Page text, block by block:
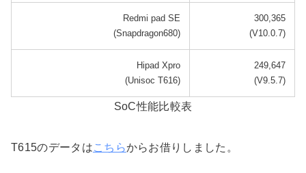
Redmi pad SE
(Snapdragon680)
300,365
(V10.0.7)
Hipad Xpro
(‎Unisoc T616)
249,647
(V9.5.7)
SoC性能比較表
T615のデータはこちらからお借りしました。